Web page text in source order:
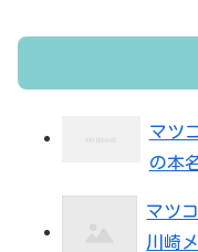
マツ
の本
マツ
川崎